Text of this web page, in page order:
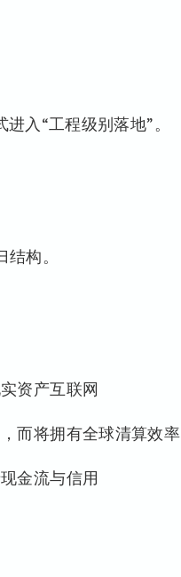
入“工程级别落地”。
构。
资产互联网
而将拥有全球清算效率
金流与信用